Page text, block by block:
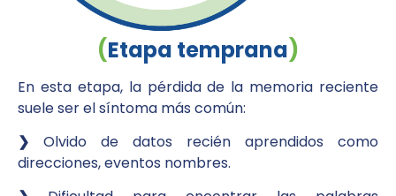
(Etapa temprana)
En esta etapa, la pérdida de la memoria reciente
suele ser el síntoma más común:
❯ Olvido de datos recién aprendidos como
direcciones, eventos nombres.